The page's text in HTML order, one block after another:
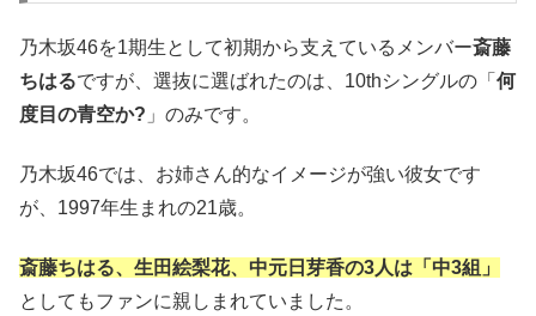
乃木坂46を1期生として初期から支えているメンバー斎藤
ちはるですが、選抜に選ばれたのは、10thシングルの「 何
度目の青空か? 」のみです。
乃木坂46では、お姉さん的なイメージが強い彼女です
が、1997年生まれの21歳。
斎藤ちはる、生田絵梨花、中元日芽香の3人は「中3組」
としてもファンに親しまれていました。